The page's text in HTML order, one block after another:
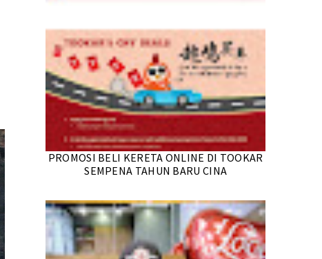
PROMOSI BELI KERETA ONLINE DI TOOKAR
SEMPENA TAHUN BARU CINA